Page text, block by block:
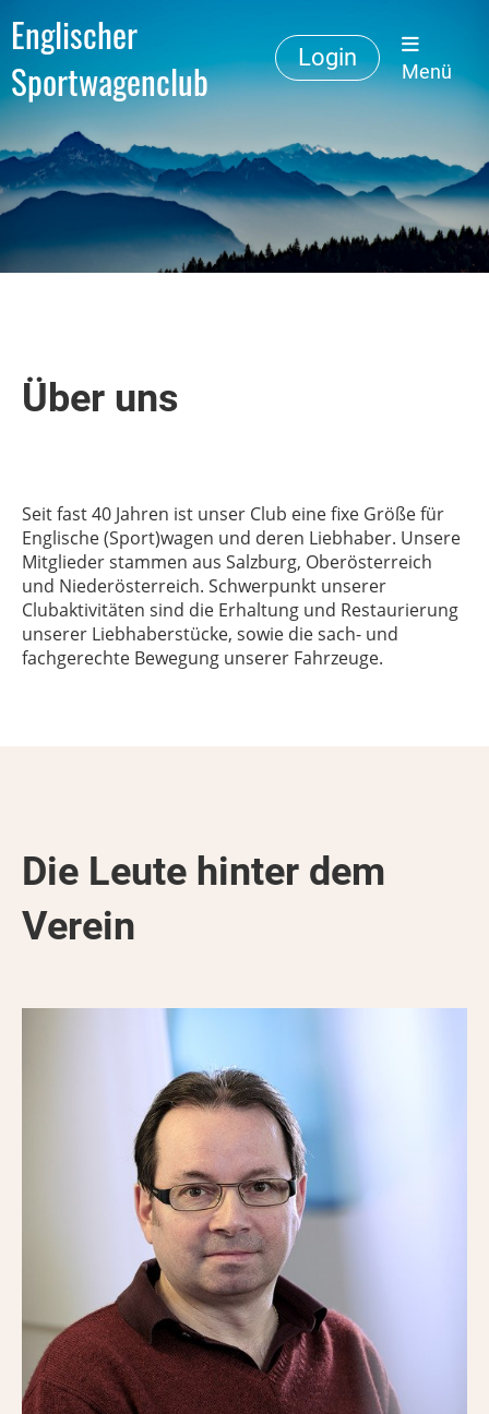
Englischer
Sportwagenclub
Login
Menü
Über uns
Seit fast 40 Jahren ist unser Club eine fixe Größe für
Englische (Sport)wagen und deren Liebhaber. Unsere
Mitglieder stammen aus Salzburg, Oberösterreich
und Niederösterreich. Schwerpunkt unserer
Clubaktivitäten sind die Erhaltung und Restaurierung
unserer Liebhaberstücke, sowie die sach- und
fachgerechte Bewegung unserer Fahrzeuge.
Die Leute hinter dem
Verein